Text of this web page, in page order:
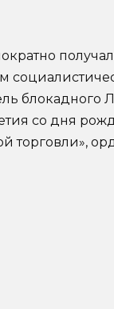
блокадного
со дня
торговли»,